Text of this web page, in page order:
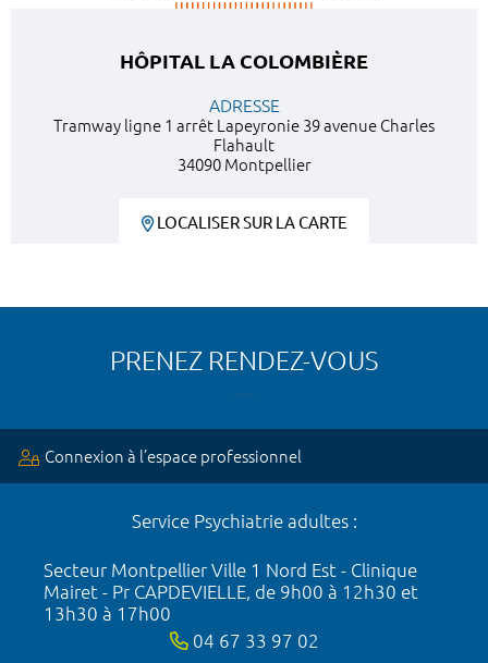
HÔPITAL LA COLOMBIÈRE
ADRESSE
Tramway ligne 1 arrêt Lapeyronie 39 avenue Charles
Flahault
34090 Montpellier
LOCALISER SUR LA CARTE
PRENEZ RENDEZ-VOUS
Connexion à l’espace professionnel
Service Psychiatrie adultes :
Secteur Montpellier Ville 1 Nord Est - Clinique
Mairet - Pr CAPDEVIELLE, de 9h00 à 12h30 et
13h30 à 17h00
04 67 33 97 02